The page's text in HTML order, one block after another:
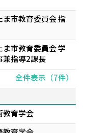
ま市教育委員会 指
ま市教育委員会 学
兼指導2課長
全件表示（7件）
教育学会